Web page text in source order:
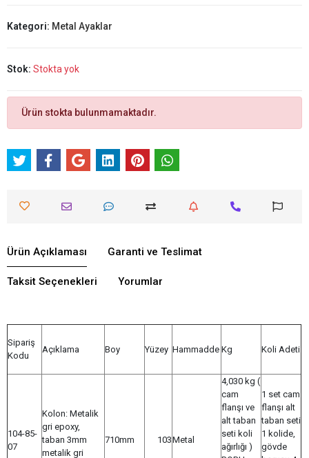
Kategori: Metal Ayaklar
Stok: Stokta yok
Ürün stokta bulunmamaktadır.
Ürün Açıklaması Garanti ve Teslimat
Taksit Seçenekleri Yorumlar
Sipariş
Kodu
Açıklama Boy Yüzey Hammadde Kg Koli Adeti
104-85-
07
Kolon: Metalik
gri epoxy,
taban 3mm
metalik gri
710mm 103Metal
4,030 kg (
cam
flanşı ve
alt taban
seti koli
ağırlığı )
1 set cam
flanşı alt
taban seti
1 kolide,
gövde